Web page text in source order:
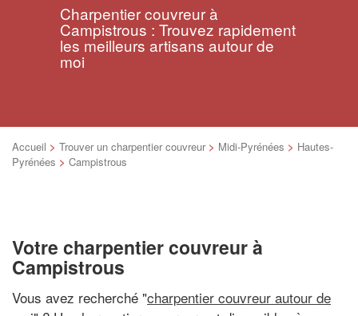
Charpentier couvreur à
Campistrous : Trouvez rapidement
les meilleurs artisans autour de
moi
Accueil > Trouver un charpentier couvreur > Midi-Pyrénées > Hautes-
Pyrénées > Campistrous
Votre charpentier couvreur à
Campistrous
Vous avez recherché "charpentier couvreur autour de